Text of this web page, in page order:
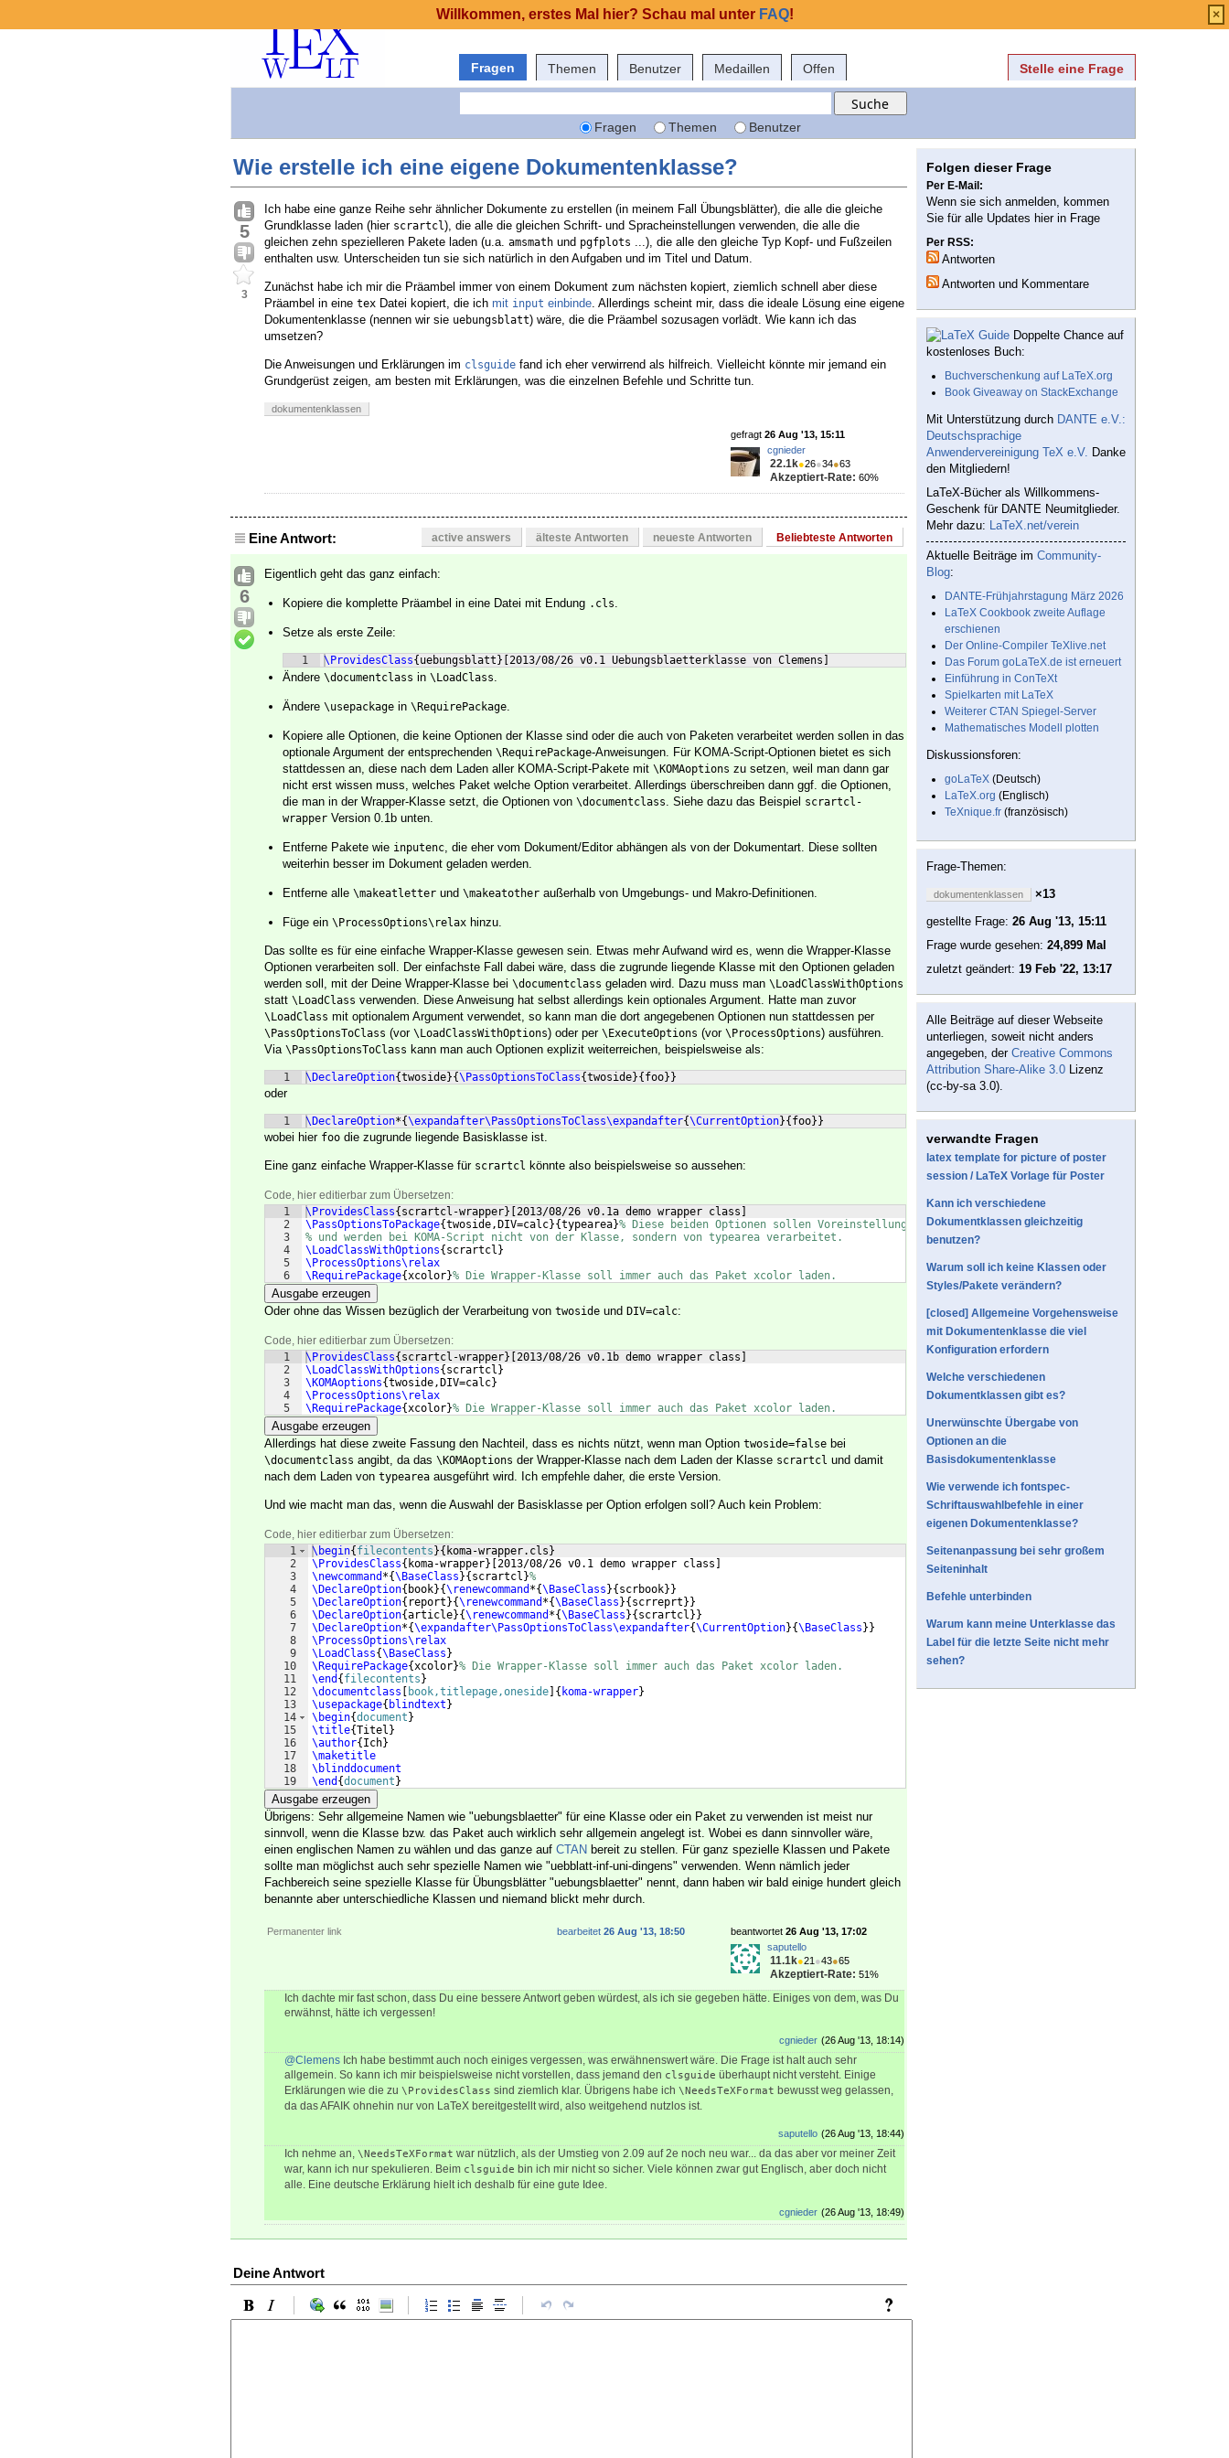
Fragen Themen Benutzer Medaillen Offen Stelle eine Frage
Fragen Themen Benutzer
Wie erstelle ich eine eigene Dokumentenklasse?
5
3
Ich habe eine ganze Reihe sehr ähnlicher Dokumente zu erstellen (in meinem Fall Übungsblätter), die alle die gleiche
Grundklasse laden (hier scrartcl), die alle die gleichen Schrift- und Spracheinstellungen verwenden, die alle die
gleichen zehn spezielleren Pakete laden (u.a. amsmath und pgfplots ...), die alle den gleiche Typ Kopf- und Fußzeilen
enthalten usw. Unterscheiden tun sie sich natürlich in den Aufgaben und im Titel und Datum.
Zunächst habe ich mir die Präambel immer von einem Dokument zum nächsten kopiert, ziemlich schnell aber diese
Präambel in eine tex Datei kopiert, die ich mit input einbinde. Allerdings scheint mir, dass die ideale Lösung eine eigene
Dokumentenklasse (nennen wir sie uebungsblatt) wäre, die die Präambel sozusagen vorlädt. Wie kann ich das
umsetzen?
Die Anweisungen und Erklärungen im clsguide fand ich eher verwirrend als hilfreich. Vielleicht könnte mir jemand ein
Grundgerüst zeigen, am besten mit Erklärungen, was die einzelnen Befehle und Schritte tun.
dokumentenklassen
gefragt 26 Aug '13, 15:11
cgnieder
22.1k●26●34●63
Akzeptiert-Rate: 60%
Eine Antwort: active answers älteste Antworten neueste Antworten Beliebteste Antworten
6
Eigentlich geht das ganz einfach:
Kopiere die komplette Präambel in eine Datei mit Endung .cls.
Setze als erste Zeile:
1 \ProvidesClass{ uebungsblatt } 2013/08/26 v0.1 Uebungsblaetterklasse von Clemens
Ändere \documentclass in \LoadClass.
Ändere \usepackage in \RequirePackage.
Kopiere alle Optionen, die keine Optionen der Klasse sind oder die auch von Paketen verarbeitet werden sollen in das
optionale Argument der entsprechenden \RequirePackage-Anweisungen. Für KOMA-Script-Optionen bietet es sich
stattdessen an, diese nach dem Laden aller KOMA-Script-Pakete mit \KOMAoptions zu setzen, weil man dann gar
nicht erst wissen muss, welches Paket welche Option verarbeitet. Allerdings überschreiben dann ggf. die Optionen,
die man in der Wrapper-Klasse setzt, die Optionen von \documentclass. Siehe dazu das Beispiel scrartcl-
wrapper Version 0.1b unten.
Entferne Pakete wie inputenc, die eher vom Dokument/Editor abhängen als von der Dokumentart. Diese sollten
weiterhin besser im Dokument geladen werden.
Entferne alle \makeatletter und \makeatother außerhalb von Umgebungs- und Makro-Definitionen.
Füge ein \ProcessOptions\relax hinzu.
Das sollte es für eine einfache Wrapper-Klasse gewesen sein. Etwas mehr Aufwand wird es, wenn die Wrapper-Klasse
Optionen verarbeiten soll. Der einfachste Fall dabei wäre, dass die zugrunde liegende Klasse mit den Optionen geladen
werden soll, mit der Deine Wrapper-Klasse bei \documentclass geladen wird. Dazu muss man \LoadClassWithOptions
statt \LoadClass verwenden. Diese Anweisung hat selbst allerdings kein optionales Argument. Hatte man zuvor
\LoadClass mit optionalem Argument verwendet, so kann man die dort angegebenen Optionen nun stattdessen per
\PassOptionsToClass (vor \LoadClassWithOptions) oder per \ExecuteOptions (vor \ProcessOptions) ausführen.
Via \PassOptionsToClass kann man auch Optionen explizit weiterreichen, beispielsweise als:
1 \DeclareOption{twoside}{\PassOptionsToClass{twoside}{ foo}}
oder
1 \DeclareOption*{\expandafter\PassOptionsToClass\expandafter{\CurrentOption}{ foo}}
wobei hier foo die zugrunde liegende Basisklasse ist.
Eine ganz einfache Wrapper-Klasse für scrartcl könnte also beispielsweise so aussehen:
Code, hier editierbar zum Übersetzen:
1
2
3
4
5
6
\ProvidesClass{ scrartcl-wrapper} 2013/08/26 v0.1a demo wrapper class
\PassOptionsToPackage{twoside,DIV=calc}{typearea}% Diese beiden Optionen sollen Voreinstellung sein
% und werden bei KOMA-Script nicht von der Klasse, sondern von typearea verarbeitet.
\LoadClassWithOptions{ scrartcl }
\ProcessOptions\relax
\RequirePackage{xcolor}% Die Wrapper-Klasse soll immer auch das Paket xcolor laden.
Ausgabe erzeugen
Oder ohne das Wissen bezüglich der Verarbeitung von twoside und DIV=calc:
Code, hier editierbar zum Übersetzen:
1
2
3
4
5
\ProvidesClass{ scrartcl-wrapper} 2013/08/26 v0.1b demo wrapper class
\LoadClassWithOptions{ scrartcl }
\KOMAoptions{twoside,DIV=calc}
\ProcessOptions\relax
\RequirePackage{xcolor}% Die Wrapper-Klasse soll immer auch das Paket xcolor laden.
Ausgabe erzeugen
Allerdings hat diese zweite Fassung den Nachteil, dass es nichts nützt, wenn man Option twoside=false bei
\documentclass angibt, da das \KOMAoptions der Wrapper-Klasse nach dem Laden der Klasse scrartcl und damit
nach dem Laden von typearea ausgeführt wird. Ich empfehle daher, die erste Version.
Und wie macht man das, wenn die Auswahl der Basisklasse per Option erfolgen soll? Auch kein Problem:
Code, hier editierbar zum Übersetzen:
1
2
3
4
5
6
7
8
9
10
11
12
13
14
15
16
17
18
19
\begin{ filecontents }{ koma-wrapper.cls }
\ProvidesClass{ koma-wrapper} 2013/08/26 v0.1 demo wrapper class
\newcommand *{\BaseClass }{ scrartcl }%
\DeclareOption{ book}{\renewcommand *{\BaseClass }{ scrbook}}
\DeclareOption{ report }{\renewcommand *{\BaseClass }{ scrreprt }}
\DeclareOption{article}{\renewcommand *{\BaseClass }{ scrartcl }}
\DeclareOption*{\expandafter\PassOptionsToClass\expandafter{\CurrentOption}{\BaseClass }}
\ProcessOptions\relax
\LoadClass{\BaseClass }
\RequirePackage{xcolor}% Die Wrapper-Klasse soll immer auch das Paket xcolor laden.
\end { filecontents }
\documentclass
book,titlepage,oneside { koma-wrapper}
\usepackage{ blindtext }
\begin{document }
\title{Titel }
\author{ Ich}
\maketitle
\blinddocument
\end {document }
Ausgabe erzeugen
Übrigens: Sehr allgemeine Namen wie "uebungsblaetter" für eine Klasse oder ein Paket zu verwenden ist meist nur
sinnvoll, wenn die Klasse bzw. das Paket auch wirklich sehr allgemein angelegt ist. Wobei es dann sinnvoller wäre,
einen englischen Namen zu wählen und das ganze auf CTAN bereit zu stellen. Für ganz spezielle Klassen und Pakete
sollte man möglichst auch sehr spezielle Namen wie "uebblatt-inf-uni-dingens" verwenden. Wenn nämlich jeder
Fachbereich seine spezielle Klasse für Übungsblätter "uebungsblaetter" nennt, dann haben wir bald einige hundert gleich
benannte aber unterschiedliche Klassen und niemand blickt mehr durch.
Permanenter link beantwortet 26 Aug '13, 17:02
saputello
11.1k●21 ●43●65
Akzeptiert-Rate: 51%
bearbeitet 26 Aug '13, 18:50
Ich dachte mir fast schon, dass Du eine bessere Antwort geben würdest, als ich sie gegeben hätte. Einiges von dem, was Du
erwähnst, hätte ich vergessen!
(26 Aug '13, 18:14)
cgnieder
@Clemens Ich habe bestimmt auch noch einiges vergessen, was erwähnenswert wäre. Die Frage ist halt auch sehr
allgemein. So kann ich mir beispielsweise nicht vorstellen, dass jemand den clsguide überhaupt nicht versteht. Einige
Erklärungen wie die zu \ProvidesClass sind ziemlich klar. Übrigens habe ich \NeedsTeXFormat bewusst weg gelassen,
da das AFAIK ohnehin nur von LaTeX bereitgestellt wird, also weitgehend nutzlos ist.
(26 Aug '13, 18:44)
saputello
Ich nehme an, \NeedsTeXFormat war nützlich, als der Umstieg von 2.09 auf 2e noch neu war... da das aber vor meiner Zeit
war, kann ich nur spekulieren. Beim clsguide bin ich mir nicht so sicher. Viele können zwar gut Englisch, aber doch nicht
alle. Eine deutsche Erklärung hielt ich deshalb für eine gute Idee.
(26 Aug '13, 18:49)
cgnieder
Deine Antwort
Folgen dieser Frage
Per E-Mail:
Wenn sie sich anmelden, kommen
Sie für alle Updates hier in Frage
Per RSS:
Antworten
Antworten und Kommentare
Doppelte Chance auf
kostenloses Buch:
Buchverschenkung auf LaTeX.org
Book Giveaway on StackExchange
Mit Unterstützung durch DANTE e.V.:
Deutschsprachige
Anwendervereinigung TeX e.V. Danke
den Mitgliedern!
LaTeX-Bücher als Willkommens-
Geschenk für DANTE Neumitglieder.
Mehr dazu: LaTeX.net/verein
Aktuelle Beiträge im Community-
Blog:
DANTE-Frühjahrstagung März 2026
LaTeX Cookbook zweite Auflage
erschienen
Der Online-Compiler TeXlive.net
Das Forum goLaTeX.de ist erneuert
Einführung in ConTeXt
Spielkarten mit LaTeX
Weiterer CTAN Spiegel-Server
Mathematisches Modell plotten
Diskussionsforen:
goLaTeX (Deutsch)
LaTeX.org (Englisch)
TeXnique.fr (französisch)
Frage-Themen:
dokumentenklassen
×13
gestellte Frage: 26 Aug '13, 15:11
Frage wurde gesehen: 24,899 Mal
zuletzt geändert: 19 Feb '22, 13:17
Alle Beiträge auf dieser Webseite
unterliegen, soweit nicht anders
angegeben, der Creative Commons
Attribution Share-Alike 3.0 Lizenz
(cc-by-sa 3.0).
verwandte Fragen
latex template for picture of poster
session / LaTeX Vorlage für Poster
Kann ich verschiedene
Dokumentklassen gleichzeitig
benutzen?
Warum soll ich keine Klassen oder
Styles/Pakete verändern?
[closed] Allgemeine Vorgehensweise
mit Dokumentenklasse die viel
Konfiguration erfordern
Welche verschiedenen
Dokumentklassen gibt es?
Unerwünschte Übergabe von
Optionen an die
Basisdokumentenklasse
Wie verwende ich fontspec-
Schriftauswahlbefehle in einer
eigenen Dokumentenklasse?
Seitenanpassung bei sehr großem
Seiteninhalt
Befehle unterbinden
Warum kann meine Unterklasse das
Label für die letzte Seite nicht mehr
sehen?
Willkommen, erstes Mal hier? Schau mal unter FAQ! ×